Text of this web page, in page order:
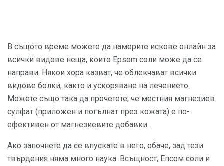
В същото време можете да намерите искове онлайн за
всички видове неща, които Epsom соли може да се
направи. Някои хора казват, че облекчават всички
видове болки, както и ускоряване на лечението.
Можете също така да прочетете, че местния магнезиев
сулфат (приложен и погълнат през кожата) е по-
ефективен от магнезиевите добавки.
Ако започнете да се впускате в него, обаче, зад тези
твърдения няма много наука. Всъщност, Епсом соли и